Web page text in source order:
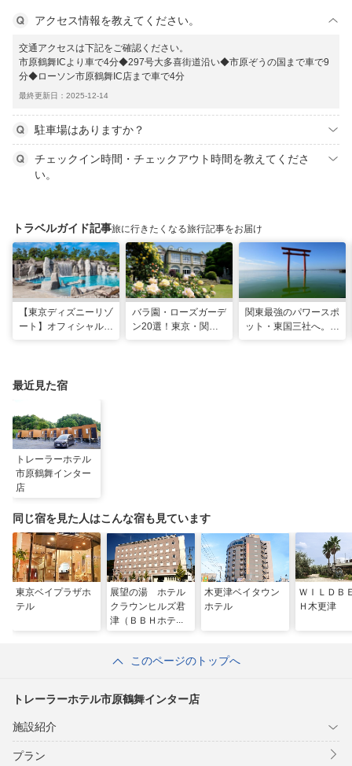
アクセス情報を教えてください。
交通アクセスは下記をご確認ください。
市原鶴舞ICより車で4分◆297号大多喜街道沿い◆市原ぞうの国まで車で9
分◆ローソン市原鶴舞IC店まで車で4分
最終更新日：2025-12-14
駐車場はありますか？
チェックイン時間・チェックアウト時間を教えてくださ
い。
トラベルガイド記事旅に行きたくなる旅行記事をお届け
【東京ディズニーリゾ
ート】オフィシャル・
バラ園・ローズガーデ
ン20選！東京・関東
関東最強のパワースポ
ット・東国三社へ。初
最近見た宿
トレーラーホテル
市原鶴舞インター
店
同じ宿を見た人はこんな宿も見ています
東京ベイプラザホ
テル
展望の湯 ホテル
クラウンヒルズ君
津（ＢＢＨホテル
木更津ベイタウン
ホテル
ＷＩＬＤＢ
Ｈ木更津
このページのトップへ
トレーラーホテル市原鶴舞インター店
施設紹介
プラン